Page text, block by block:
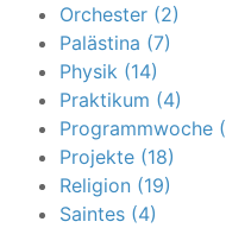
Orchester (2)
Palästina (7)
Physik (14)
Praktikum (4)
Programmwoche
Projekte (18)
Religion (19)
Saintes (4)